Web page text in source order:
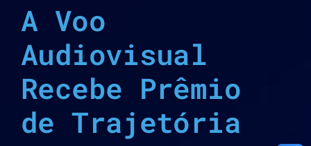
A Voo
Audiovisual
Recebe Prêmio
de Trajetória